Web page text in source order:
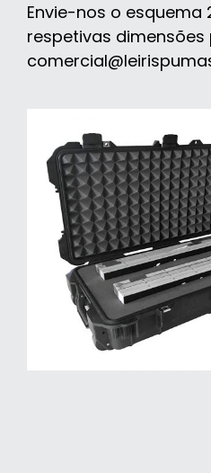
Envie-nos o esquema
respetivas dimensões